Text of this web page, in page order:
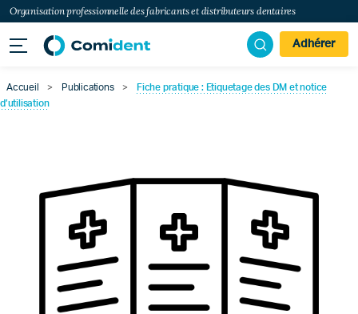
Organisation professionnelle des fabricants et distributeurs dentaires
Adhérer
Accueil > Publications >
Fiche pratique : Etiquetage des DM et notice
d’utilisation